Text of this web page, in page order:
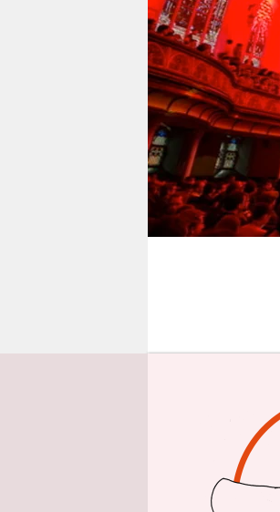
verlag
veranstaltungen
shop
fragen & hilfe
unterstützen
abo
genossenschaft